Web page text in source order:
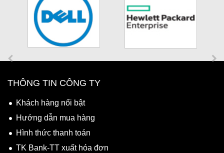
THÔNG TIN CÔNG TY
Khách hàng nổi bật
Hướng dẫn mua hàng
Hình thức thanh toán
TK Bank-TT xuất hóa đơn